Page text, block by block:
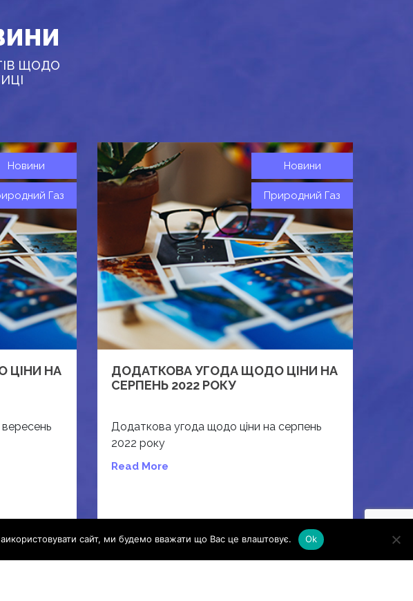
ЩОДО
Новини
Газ
ЦІНИ НА
Новини
Природний Газ
ДОДАТКОВА УГОДА ЩОДО ЦІНИ НА
СЕРПЕНЬ 2022 РОКУ
Додаткова угода щодо ціни на серпень
2022 року
Read More
сайт, ми будемо вважати що Вас це влаштовує. Ok